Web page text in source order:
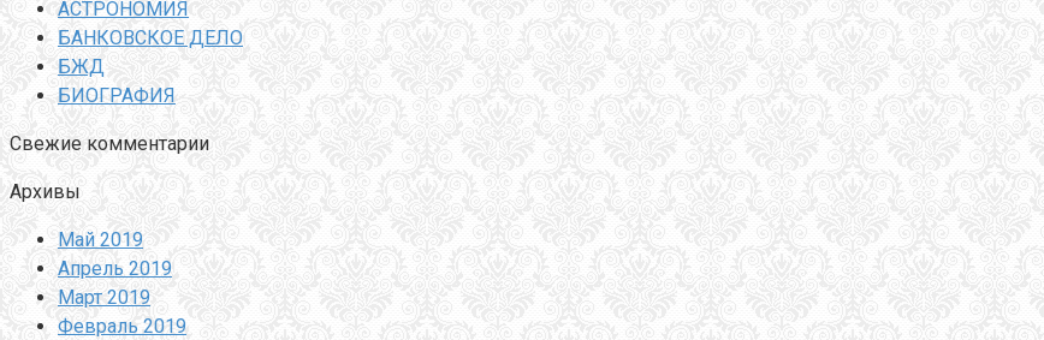
АСТРОНОМИЯ
БАНКОВСКОЕ ДЕЛО
БЖД
БИОГРАФИЯ
Свежие комментарии
Архивы
Май 2019
Апрель 2019
Март 2019
Февраль 2019